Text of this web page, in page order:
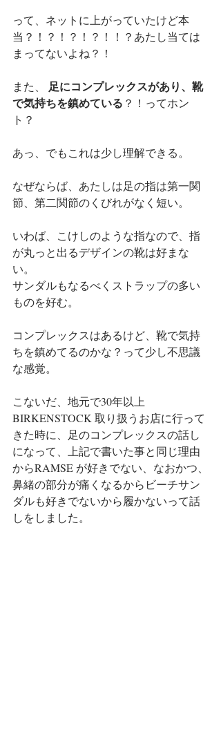
って、ネットに上がっていたけど本
当？！？！？！？！！？あたし当ては
まってないよね？！
また、 足にコンプレックスがあり、靴
で気持ちを鎮めている ？！ってホン
ト？
あっ、でもこれは少し理解できる。
なぜならば、あたしは足の指は第一関
節、第二関節のくびれがなく短い。
いわば、こけしのような指なので、指
が丸っと出るデザインの靴は好まな
い。
サンダルもなるべくストラップの多い
ものを好む。
コンプレックスはあるけど、靴で気持
ちを鎮めてるのかな？って少し不思議
な感覚。
こないだ、地元で30年以上
BIRKENSTOCK 取り扱うお店に行って
きた時に、足のコンプレックスの話し
になって、上記で書いた事と同じ理由
からRAMSE が好きでない、なおかつ、
鼻緒の部分が痛くなるからビーチサン
ダルも好きでないから履かないって話
しをしました。